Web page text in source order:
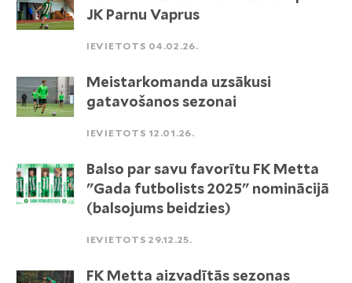
JK Parnu Vaprus
IEVIETOTS 04.02.26.
Meistarkomanda uzsākusi
gatavošanos sezonai
IEVIETOTS 12.01.26.
Balso par savu favorītu FK Metta
"Gada futbolists 2025" nominācijā
(balsojums beidzies)
IEVIETOTS 29.12.25.
FK Metta aizvadītās sezonas